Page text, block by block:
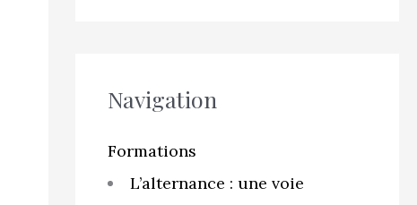
c
h
Navigation
Formations
L’alternance : une voie